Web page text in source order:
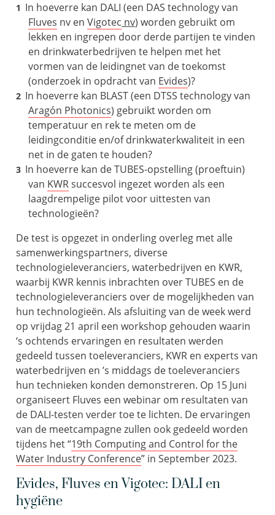
In hoeverre kan DALI (een DAS technology van
Fluves nv en Vigotec nv) worden gebruikt om
lekken en ingrepen door derde partijen te vinden
en drinkwaterbedrijven te helpen met het
vormen van de leidingnet van de toekomst
(onderzoek in opdracht van Evides)?
In hoeverre kan BLAST (een DTSS technology van
Aragón Photonics) gebruikt worden om
temperatuur en rek te meten om de
leidingconditie en/of drinkwaterkwaliteit in een
net in de gaten te houden?
In hoeverre kan de TUBES-opstelling (proeftuin)
van KWRsuccesvol ingezet worden als een
laagdrempelige pilot voor uittesten van
technologieën?
De test is opgezet in onderling overleg met alle
samenwerkingspartners, diverse
technologieleveranciers, waterbedrijven en KWR,
waarbij KWR kennis inbrachten over TUBES en de
technologieleveranciers over de mogelijkheden van
hun technologieën. Als afsluiting van de week werd
op vrijdag 21 april een workshop gehouden waarin
‘s ochtends ervaringen en resultaten werden
gedeeld tussen toeleveranciers, KWR en experts van
waterbedrijven en ’s middags de toeleveranciers
hun technieken konden demonstreren. Op 15 Juni
organiseert Fluves een webinar om resultaten van
de DALI-testen verder toe te lichten. De ervaringen
van de meetcampagne zullen ook gedeeld worden
tijdens het “19th Computing and Control for the
Water Industry Conference” in September 2023.
Evides, Fluves en Vigotec: DALI en
hygiëne